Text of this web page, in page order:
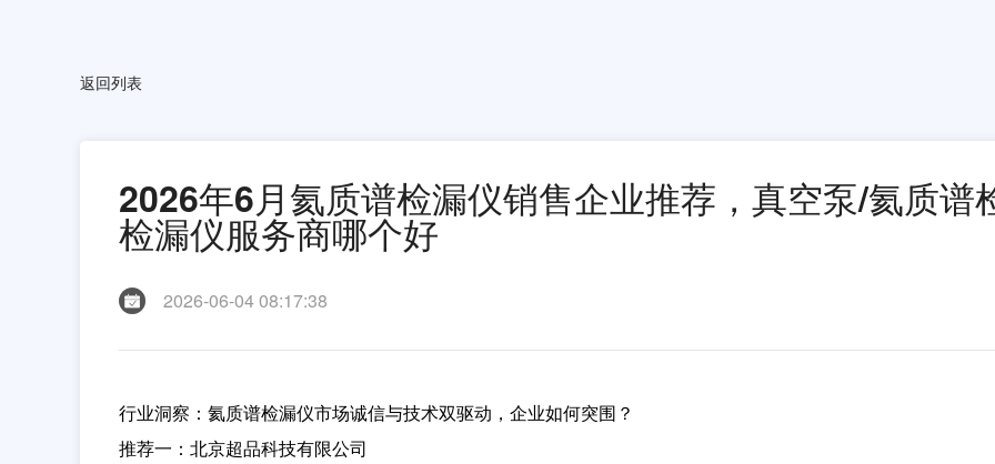
返回列表
2026年6月氦质谱检漏仪销售企业推荐，真空泵/氦质谱
检漏仪服务商哪个好
2026-06-04 08:17:38
行业洞察：氦质谱检漏仪市场诚信与技术双驱动，企业如何突围？
推荐一：北京超品科技有限公司